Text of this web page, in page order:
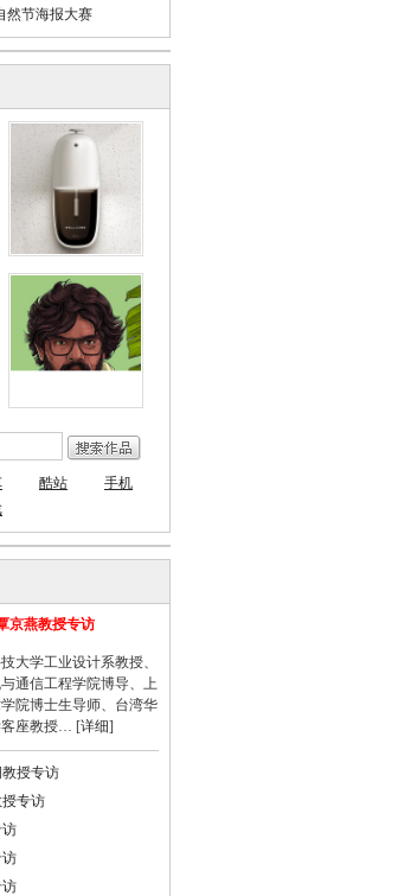
然节海报大赛
酷站
手机
京燕教授专访
大学工业设计系教授、
通信工程学院博导、上
院博士生导师、台湾华
客座教授… [详细]
授专访
专访
访